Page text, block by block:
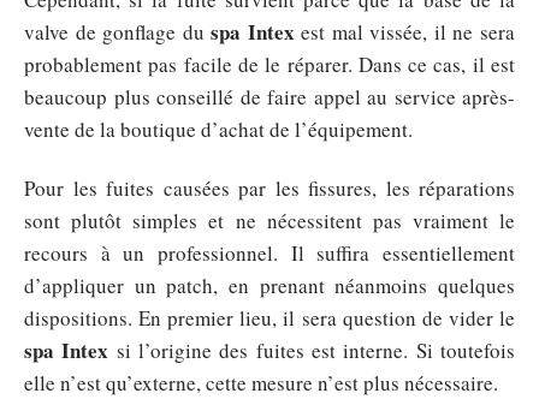
valve de gonflage duspa Intex est mal vissée, il ne sera
probablement pas facile de le réparer. Dans ce cas, il est
beaucoup plus conseillé de faire appel au service après-
vente de la boutique d’achat de l’équipement.
Pour les fuites causées par les fissures, les réparations
sont plutôt simples et ne nécessitent pas vraiment le
recours à un professionnel. Il suffira essentiellement
d’appliquer un patch, en prenant néanmoins quelques
dispositions. En premier lieu, il sera question de vider le
spa Intex si l’origine des fuites est interne. Si toutefois
elle n’est qu’externe, cette mesure n’est plus nécessaire.